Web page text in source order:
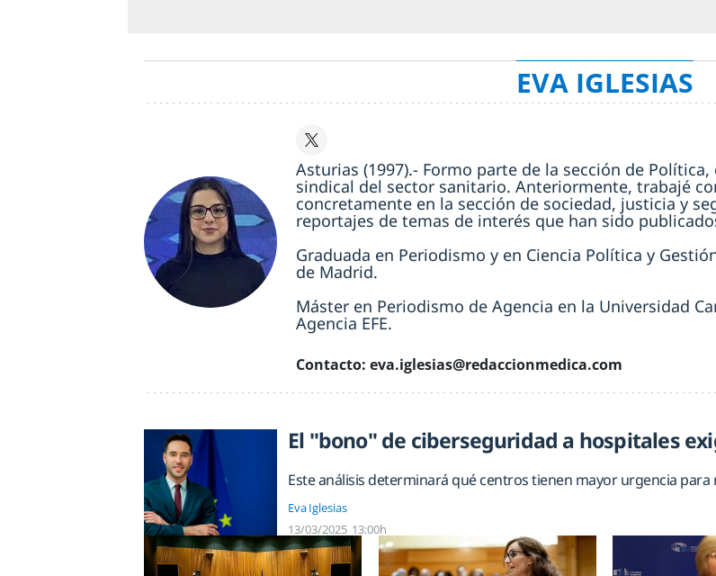
EVA IGLESIAS
Asturias (1997).- Formo parte de la sección de
sindical del sector sanitario. Anteriormente, trabajé
concretamente en la sección de sociedad, justicia y
reportajes de temas de interés que han sido
Graduada en Periodismo y en Ciencia Política y
de Madrid.
Máster en Periodismo de Agencia en la Universidad
Agencia EFE.
Contacto: eva.iglesias@redaccionmedica.com
El "bono" de ciberseguridad a hospitales
Este análisis determinará qué centros tienen mayor urgencia
Eva Iglesias
13/03/2025 13:00h